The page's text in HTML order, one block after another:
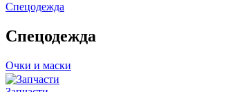
Спецодежда
Спецодежда
Очки и маски